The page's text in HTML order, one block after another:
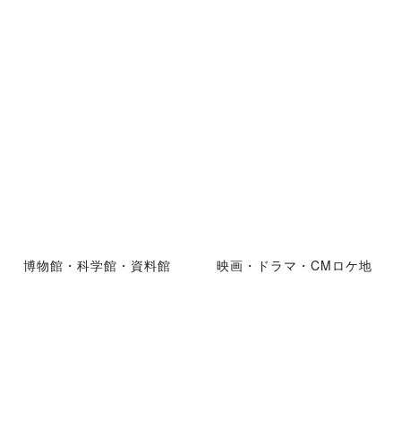
博物館・科学館・資料館 映画・ドラマ・CMロケ地